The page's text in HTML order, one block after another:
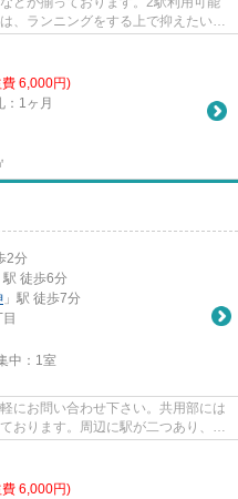
、ランニングをする上で抑えたいポ
6,000円)
：1ヶ月
2分
駅 徒歩6分
」駅 徒歩7分
中： 1室
にお問い合わせ下さい。共用部には
おります。周辺に駅が二つあり、交
6,000円)